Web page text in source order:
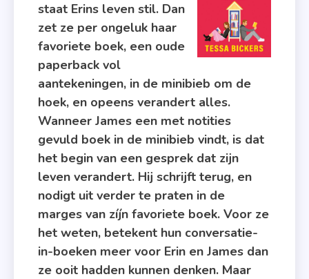
Exemplaar
,
Roman
Vier
staat Erins leven stil. Dan
zet ze per ongeluk haar
favoriete boek, een oude
paperback vol
aantekeningen, in de minibieb om de
hoek, en opeens verandert alles.
Wanneer James een met notities
gevuld boek in de minibieb vindt, is dat
het begin van een gesprek dat zijn
leven verandert. Hij schrijft terug, en
nodigt uit verder te praten in de
marges van zíjn favoriete boek. Voor ze
het weten, betekent hun conversatie-
in-boeken meer voor Erin en James dan
ze ooit hadden kunnen denken. Maar